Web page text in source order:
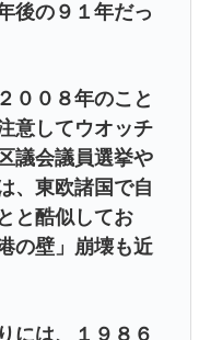
後の９１年だっ
００８年のこと
意してウオッチ
議会議員選挙や
、東欧諸国で自
と酷似してお
の壁」崩壊も近
には、１９８６